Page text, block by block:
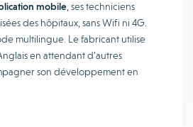
mobile , ses techniciens
des hôpitaux, sans Wifi ni 4G.
multilingue. Le fabricant utilise
en attendant d’autres
son développement en